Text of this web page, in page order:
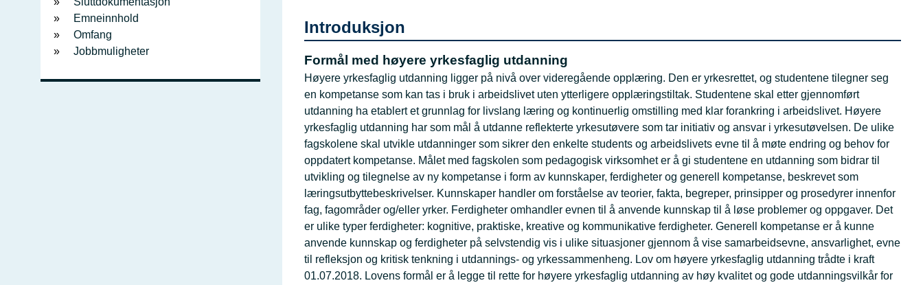
Emneinnhold
Omfang
Jobbmuligheter
Introduksjon
Formål med høyere yrkesfaglig utdanning
Høyere yrkesfaglig utdanning ligger på nivå over videregående opplæring. Den er yrkesrettet, og studentene tilegner seg
en kompetanse som kan tas i bruk i arbeidslivet uten ytterligere opplæringstiltak. Studentene skal etter gjennomført
utdanning ha etablert et grunnlag for livslang læring og kontinuerlig omstilling med klar forankring i arbeidslivet. Høyere
yrkesfaglig utdanning har som mål å utdanne reflekterte yrkesutøvere som tar initiativ og ansvar i yrkesutøvelsen. De ulike
fagskolene skal utvikle utdanninger som sikrer den enkelte students og arbeidslivets evne til å møte endring og behov for
oppdatert kompetanse. Målet med fagskolen som pedagogisk virksomhet er å gi studentene en utdanning som bidrar til
utvikling og tilegnelse av ny kompetanse i form av kunnskaper, ferdigheter og generell kompetanse, beskrevet som
læringsutbyttebeskrivelser. Kunnskaper handler om forståelse av teorier, fakta, begreper, prinsipper og prosedyrer innenfor
fag, fagområder og/eller yrker. Ferdigheter omhandler evnen til å anvende kunnskap til å løse problemer og oppgaver. Det
er ulike typer ferdigheter: kognitive, praktiske, kreative og kommunikative ferdigheter. Generell kompetanse er å kunne
anvende kunnskap og ferdigheter på selvstendig vis i ulike situasjoner gjennom å vise samarbeidsevne, ansvarlighet, evne
til refleksjon og kritisk tenkning i utdannings- og yrkessammenheng. Lov om høyere yrkesfaglig utdanning trådte i kraft
01.07.2018. Lovens formål er å legge til rette for høyere yrkesfaglig utdanning av høy kvalitet og gode utdanningsvilkår for